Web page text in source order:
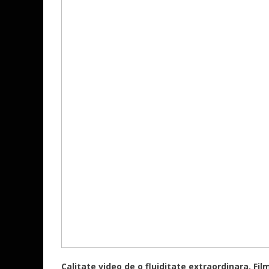
Calitate video de o fluiditate extraordinara.